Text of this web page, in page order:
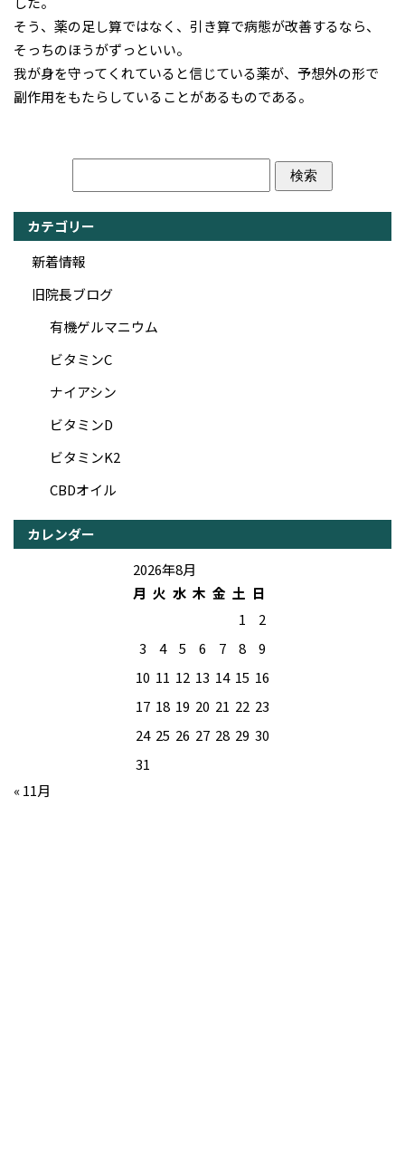
そう、薬の足し算ではなく、引き算で病態が改善するなら、
そっちのほうがずっといい。
我が身を守ってくれていると信じている薬が、予想外の形で
副作用をもたらしていることがあるものである。
カテゴリー
新着情報
旧院長ブログ
有機ゲルマニウム
ビタミンC
ナイアシン
ビタミンD
ビタミンK2
CBDオイル
カレンダー
2026年8月
月 火 水 木 金 土 日
1
2
3
4 5 6 7 8
9
10 11 12 13 14 15 16
17 18 19 20 21 22 23
24 25 26 27 28 29 30
31
« 11月